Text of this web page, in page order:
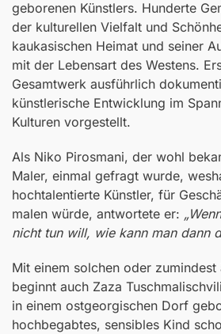
geborenen Künstlers. Hunderte
der kulturellen Vielfalt und
kaukasischen Heimat und seiner
mit der Lebensart des Westens.
Gesamtwerk ausführlich
künstlerische Entwicklung im
Kulturen vorgestellt.
Als Niko Pirosmani, der wohl
Maler, einmal gefragt wurde,
hochtalentierte Künstler, für
malen würde, antwortete er:
nicht tun will, wie kann man dann
Mit einem solchen oder zumindest
beginnt auch Zaza
in einem ostgeorgischen Dorf
hochbegabtes, sensibles Kind